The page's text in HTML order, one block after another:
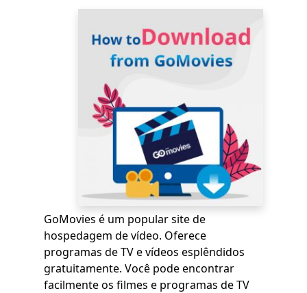
GoMovies é um popular site de
hospedagem de vídeo. Oferece
programas de TV e vídeos esplêndidos
gratuitamente. Você pode encontrar
facilmente os filmes e programas de TV